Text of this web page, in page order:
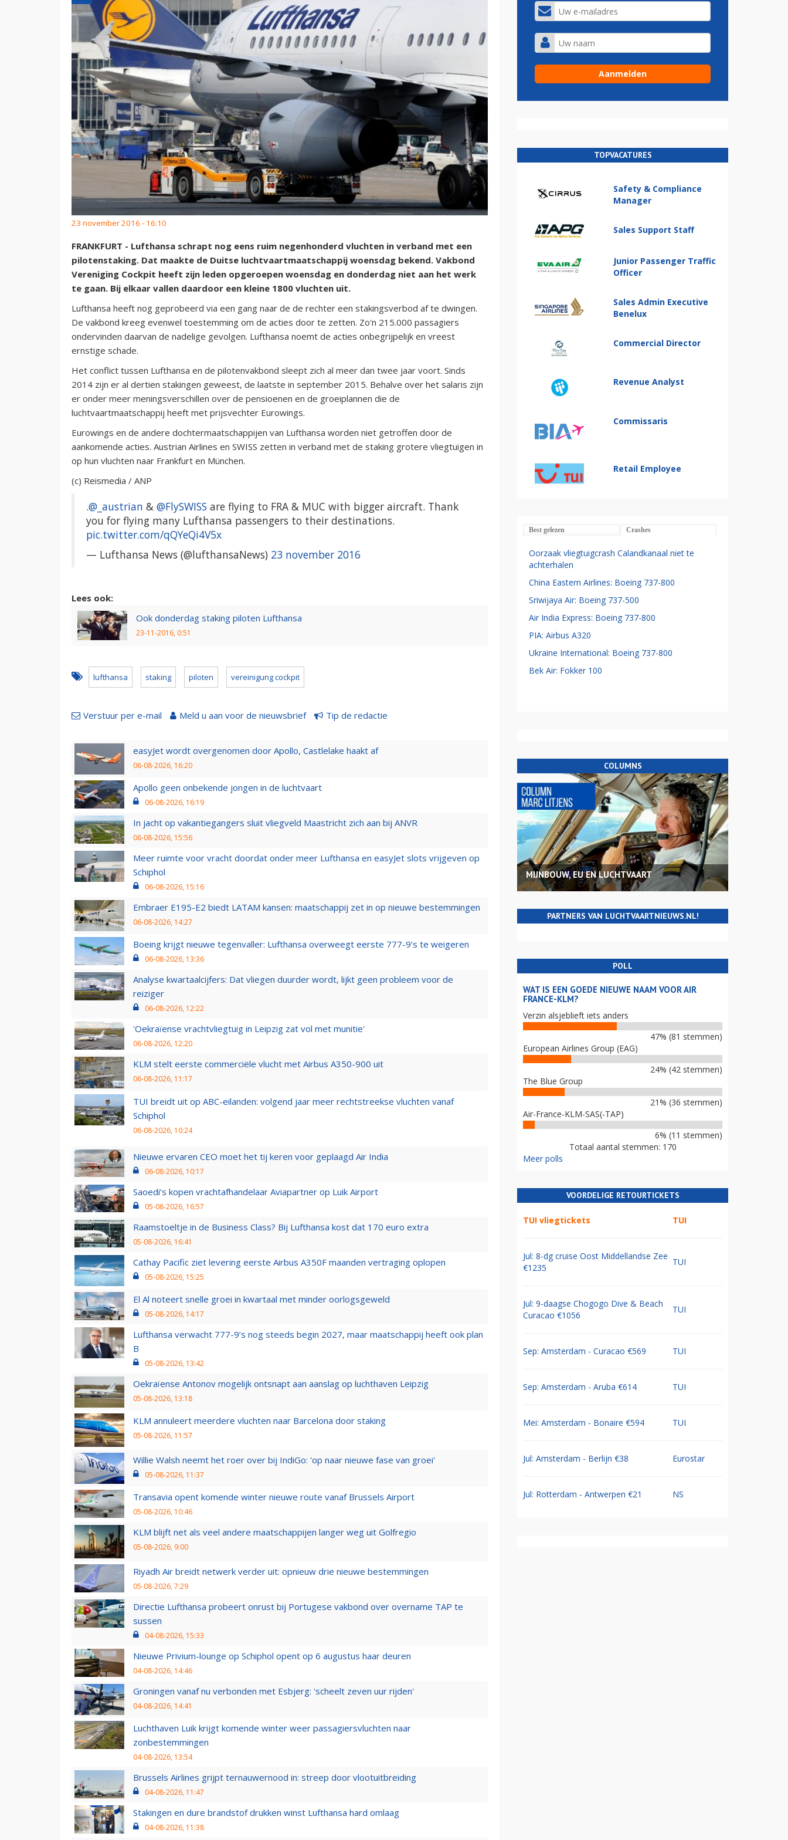
23 november 2016 - 16:10
FRANKFURT - Lufthansa schrapt nog eens ruim negenhonderd vluchten in verband met een
pilotenstaking. Dat maakte de Duitse luchtvaartmaatschappij woensdag bekend. Vakbond
Vereniging Cockpit heeft zijn leden opgeroepen woensdag en donderdag niet aan het werk
te gaan. Bij elkaar vallen daardoor een kleine 1800 vluchten uit.
Lufthansa heeft nog geprobeerd via een gang naar de de rechter een stakingsverbod af te dwingen.
De vakbond kreeg evenwel toestemming om de acties door te zetten. Zo'n 215.000 passagiers
ondervinden daarvan de nadelige gevolgen. Lufthansa noemt de acties onbegrijpelijk en vreest
ernstige schade.
Het conflict tussen Lufthansa en de pilotenvakbond sleept zich al meer dan twee jaar voort. Sinds
2014 zijn er al dertien stakingen geweest, de laatste in september 2015. Behalve over het salaris zijn
er onder meer meningsverschillen over de pensioenen en de groeiplannen die de
luchtvaartmaatschappij heeft met prijsvechter Eurowings.
Eurowings en de andere dochtermaatschappijen van Lufthansa worden niet getroffen door de
aankomende acties. Austrian Airlines en SWISS zetten in verband met de staking grotere vliegtuigen in
op hun vluchten naar Frankfurt en München.
(c) Reismedia / ANP
.@_austrian & @FlySWISS are flying to FRA & MUC with bigger aircraft. Thank
you for flying many Lufthansa passengers to their destinations.
pic.twitter.com/qQYeQi4V5x
— Lufthansa News (@lufthansaNews) 23 november 2016
Lees ook:
Ook donderdag staking piloten Lufthansa
23-11-2016, 0:51
lufthansa staking piloten vereinigung cockpit
Verstuur per e-mail Meld u aan voor de nieuwsbrief Tip de redactie
easyJet wordt overgenomen door Apollo, Castlelake haakt af
06-08-2026, 16:20
Apollo geen onbekende jongen in de luchtvaart
06-08-2026, 16:19
In jacht op vakantiegangers sluit vliegveld Maastricht zich aan bij ANVR
06-08-2026, 15:56
Meer ruimte voor vracht doordat onder meer Lufthansa en easyJet slots vrijgeven op
Schiphol
06-08-2026, 15:16
Embraer E195-E2 biedt LATAM kansen: maatschappij zet in op nieuwe bestemmingen
06-08-2026, 14:27
Boeing krijgt nieuwe tegenvaller: Lufthansa overweegt eerste 777-9’s te weigeren
06-08-2026, 13:36
Analyse kwartaalcijfers: Dat vliegen duurder wordt, lijkt geen probleem voor de
reiziger
06-08-2026, 12:22
'Oekraïense vrachtvliegtuig in Leipzig zat vol met munitie'
06-08-2026, 12:20
KLM stelt eerste commerciële vlucht met Airbus A350-900 uit
06-08-2026, 11:17
TUI breidt uit op ABC-eilanden: volgend jaar meer rechtstreekse vluchten vanaf
Schiphol
06-08-2026, 10:24
Nieuwe ervaren CEO moet het tij keren voor geplaagd Air India
06-08-2026, 10:17
Saoedi’s kopen vrachtafhandelaar Aviapartner op Luik Airport
05-08-2026, 16:57
Raamstoeltje in de Business Class? Bij Lufthansa kost dat 170 euro extra
05-08-2026, 16:41
Cathay Pacific ziet levering eerste Airbus A350F maanden vertraging oplopen
05-08-2026, 15:25
El Al noteert snelle groei in kwartaal met minder oorlogsgeweld
05-08-2026, 14:17
Lufthansa verwacht 777-9’s nog steeds begin 2027, maar maatschappij heeft ook plan
B
05-08-2026, 13:42
Oekraïense Antonov mogelijk ontsnapt aan aanslag op luchthaven Leipzig
05-08-2026, 13:18
KLM annuleert meerdere vluchten naar Barcelona door staking
05-08-2026, 11:57
Willie Walsh neemt het roer over bij IndiGo: 'op naar nieuwe fase van groei'
05-08-2026, 11:37
Transavia opent komende winter nieuwe route vanaf Brussels Airport
05-08-2026, 10:46
KLM blijft net als veel andere maatschappijen langer weg uit Golfregio
05-08-2026, 9:00
Riyadh Air breidt netwerk verder uit: opnieuw drie nieuwe bestemmingen
05-08-2026, 7:29
Directie Lufthansa probeert onrust bij Portugese vakbond over overname TAP te
sussen
04-08-2026, 15:33
Nieuwe Privium-lounge op Schiphol opent op 6 augustus haar deuren
04-08-2026, 14:46
Groningen vanaf nu verbonden met Esbjerg: 'scheelt zeven uur rijden'
04-08-2026, 14:41
Luchthaven Luik krijgt komende winter weer passagiersvluchten naar
zonbestemmingen
04-08-2026, 13:54
Brussels Airlines grijpt ternauwernood in: streep door vlootuitbreiding
04-08-2026, 11:47
Stakingen en dure brandstof drukken winst Lufthansa hard omlaag
04-08-2026, 11:38
TOPVACATURES
Safety & Compliance
Manager
Sales Support Staff
Junior Passenger Traffic
Officer
Sales Admin Executive
Benelux
Commercial Director
Revenue Analyst
Commissaris
Retail Employee
Best gelezen Crashes
Oorzaak vliegtuigcrash Calandkanaal niet te
achterhalen
China Eastern Airlines: Boeing 737-800
Sriwijaya Air: Boeing 737-500
Air India Express: Boeing 737-800
PIA: Airbus A320
Ukraine International: Boeing 737-800
Bek Air: Fokker 100
COLUMNS
MIJNBOUW, EU EN LUCHTVAART
PARTNERS VAN LUCHTVAARTNIEUWS.NL!
POLL
WAT IS EEN GOEDE NIEUWE NAAM VOOR AIR
FRANCE-KLM?
Verzin alsjeblieft iets anders
47% (81 stemmen)
European Airlines Group (EAG)
24% (42 stemmen)
The Blue Group
21% (36 stemmen)
Air-France-KLM-SAS(-TAP)
6% (11 stemmen)
Totaal aantal stemmen: 170
Meer polls
VOORDELIGE RETOURTICKETS
TUI vliegtickets TUI
Jul: 8-dg cruise Oost Middellandse Zee
€1235
TUI
Jul: 9-daagse Chogogo Dive & Beach
Curacao €1056
TUI
Sep: Amsterdam - Curacao €569 TUI
Sep: Amsterdam - Aruba €614 TUI
Mei: Amsterdam - Bonaire €594 TUI
Jul: Amsterdam - Berlijn €38 Eurostar
Jul: Rotterdam - Antwerpen €21 NS